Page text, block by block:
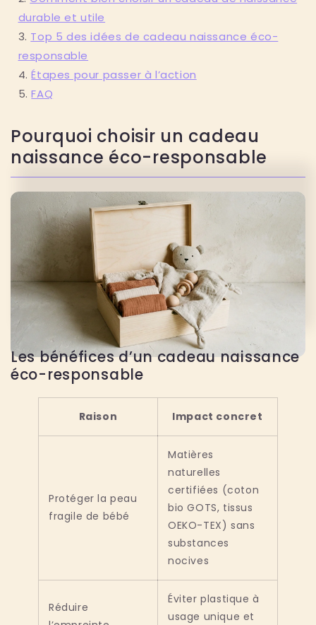
durable et utile
Top 5 des idées de cadeau naissance éco-
responsable
Étapes pour passer à l’action
FAQ
Pourquoi choisir un cadeau
naissance éco-responsable
Les bénéfices d’un cadeau naissance
éco-responsable
Raison Impact concret
Protéger la peau
fragile de bébé
Matières
naturelles
certifiées (coton
bio GOTS, tissus
OEKO-TEX) sans
substances
nocives
Réduire
Éviter plastique à
usage unique et